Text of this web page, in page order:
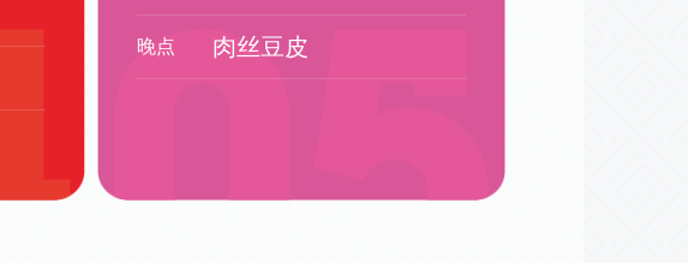
晚点 肉丝豆皮